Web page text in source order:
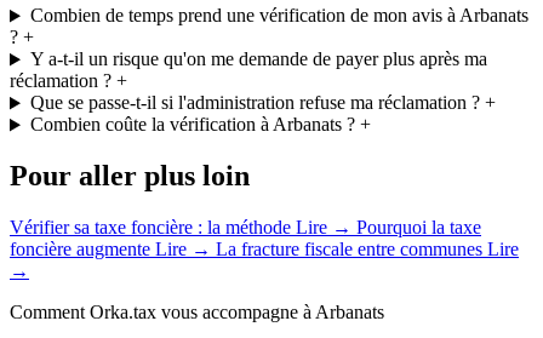
Combien de temps prend une vérification de mon avis à Arbanats
? +
Y a-t-il un risque qu'on me demande de payer plus après ma
réclamation ? +
Que se passe-t-il si l'administration refuse ma réclamation ?+
Combien coûte la vérification à Arbanats ?+
Pour aller plus loin
Vérifier sa taxe foncière : la méthode Lire → Pourquoi la taxe
foncière augmente Lire → La fracture fiscale entre communes Lire
→
Comment Orka.tax vous accompagne à Arbanats